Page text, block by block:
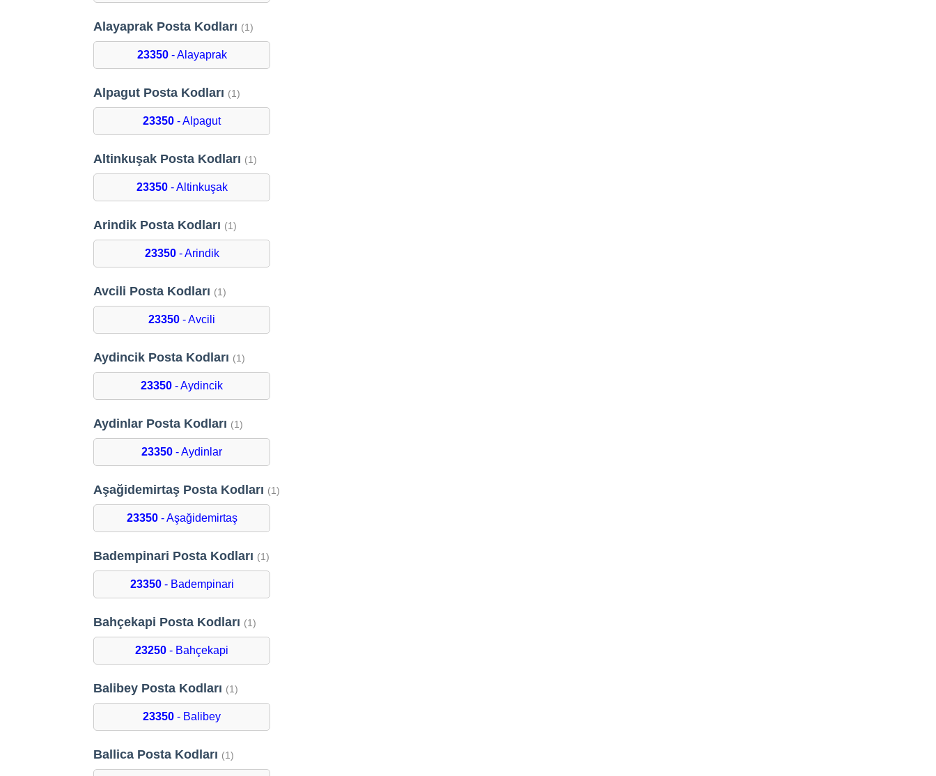
Alayaprak Posta Kodları (1)
23350- Alayaprak
Alpagut Posta Kodları (1)
23350 - Alpagut
Altinkuşak Posta Kodları (1)
23350- Altinkuşak
Arindik Posta Kodları (1)
23350- Arindik
Avcili Posta Kodları (1)
23350 - Avcili
Aydincik Posta Kodları (1)
23350 - Aydincik
Aydinlar Posta Kodları (1)
23350 - Aydinlar
Aşağidemirtaş Posta Kodları (1)
23350- Aşağidemirtaş
Badempinari Posta Kodları (1)
23350- Badempinari
Bahçekapi Posta Kodları (1)
23250 - Bahçekapi
Balibey Posta Kodları (1)
23350 - Balibey
Ballica Posta Kodları (1)